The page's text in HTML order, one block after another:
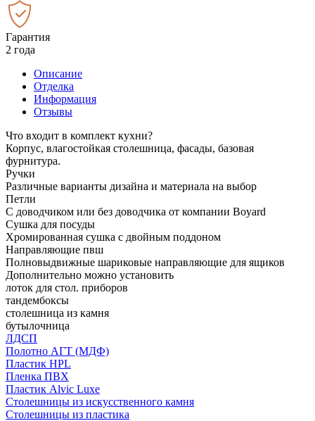
Гарантия
2 года
Описание
Отделка
Информация
Отзывы
Что входит в комплект кухни?
Корпус, влагостойкая столешница, фасады, базовая
фурнитура.
Ручки
Различные варианты дизайна и материала на выбор
Петли
С доводчиком или без доводчика от компании Boyard
Сушка для посуды
Хромированная сушка с двойным поддоном
Направляющие пвш
Полновыдвижные шариковые направляющие для ящиков
Дополнительно можно установить
лоток для стол. приборов
тандембоксы
столешница из камня
бутылочница
ЛДСП
Полотно АГТ (МДФ)
Пластик HPL
Пленка ПВХ
Пластик Alvic Luxe
Столешницы из искусственного камня
Столешницы из пластика